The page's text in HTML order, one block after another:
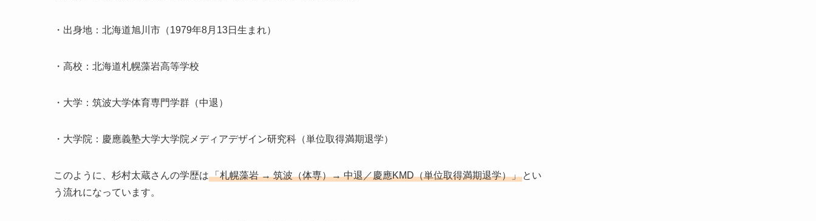
・出身地：北海道旭川市（1979年8月13日生まれ）
・高校：北海道札幌藻岩高等学校
・大学：筑波大学体育専門学群（中退）
・大学院：慶應義塾大学大学院メディアデザイン研究科（単位取得満期退学）
このように、杉村太蔵さんの学歴は「札幌藻岩 → 筑波（体専）→ 中退／慶應KMD（単位取得満期退学）」 とい
う流れになっています。